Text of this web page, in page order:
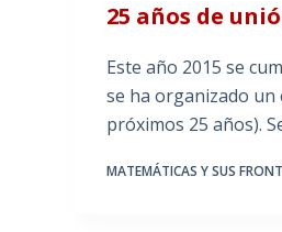
25 años de
Este año 2015 se
se ha organizado
próximos 25 años).
MATEMÁTICAS Y SUS